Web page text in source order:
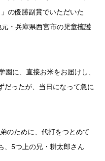
の優勝副賞でいただいた
・兵庫県西宮市の児童擁護
に、直接お米をお届けし、
だったが、当日になって急に
のために、代打をつとめて
、5つ上の兄・耕太郎さん